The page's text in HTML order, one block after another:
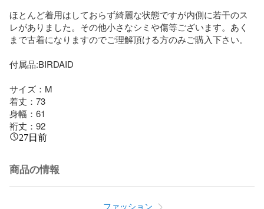
ほとんど着用はしておらず綺麗な状態ですが内側に若干のス
レがありました。その他小さなシミや傷等ございます。あく
まで古着になりますのでご理解頂ける方のみご購入下さい。
付属品:BIRDAID
サイズ：M
着丈：73
身幅：61
裄丈：92
27日前
商品の情報
ファッション